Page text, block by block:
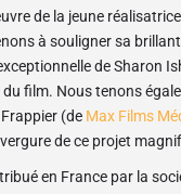
de la jeune réalisatrice
à souligner sa
de Sharon
du film. Nous tenons
(de Max Films
de ce projet
en France par la